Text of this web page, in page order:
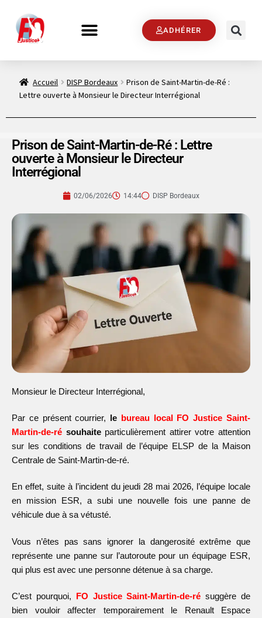
ADHÉRER
Accueil DISP Bordeaux
Prison de Saint-Martin-de-Ré :
Lettre ouverte à Monsieur le Directeur Interrégional
Prison de Saint-Martin-de-Ré : Lettre
ouverte à Monsieur le Directeur
Interrégional
02/06/2026 14:44 DISP Bordeaux
Monsieur le Directeur Interrégional,
Par ce présent courrier, le bureau local FO Justice Saint-
Martin-de-ré souhaite particulièrement attirer votre attention
sur les conditions de travail de l’équipe ELSP de la Maison
Centrale de Saint-Martin-de-ré.
En effet, suite à l’incident du jeudi 28 mai 2026, l’équipe locale
en mission ESR, a subi une nouvelle fois une panne de
véhicule due à sa vétusté.
Vous n’êtes pas sans ignorer la dangerosité extrême que
représente une panne sur l’autoroute pour un équipage ESR,
qui plus est avec une personne détenue à sa charge.
C’est pourquoi, FO Justice Saint-Martin-de-ré suggère de
bien vouloir affecter temporairement le Renault Espace